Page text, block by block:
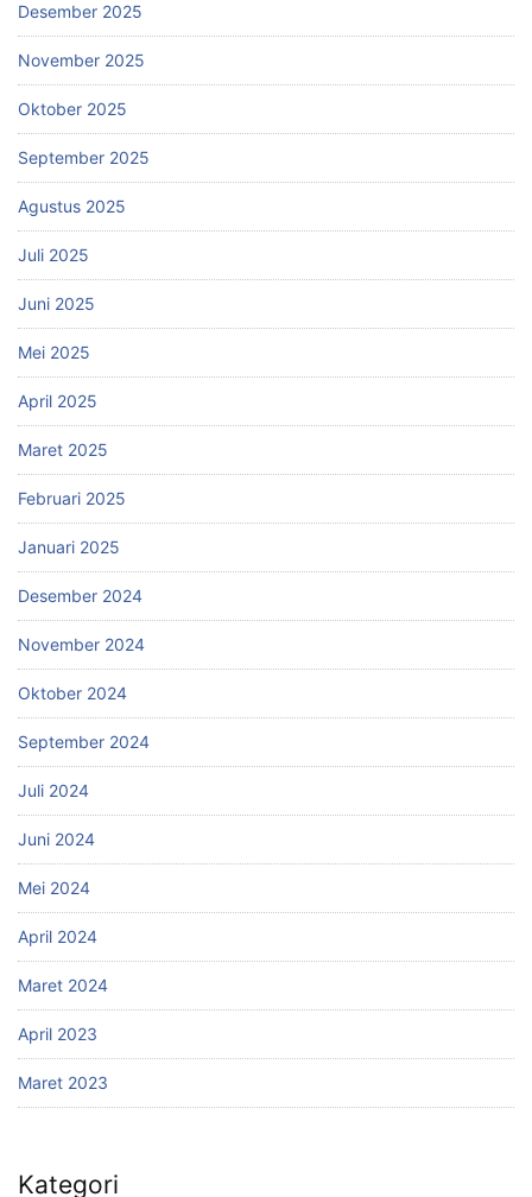
Desember 2025
November 2025
Oktober 2025
September 2025
Agustus 2025
Juli 2025
Juni 2025
Mei 2025
April 2025
Maret 2025
Februari 2025
Januari 2025
Desember 2024
November 2024
Oktober 2024
September 2024
Juli 2024
Juni 2024
Mei 2024
April 2024
Maret 2024
April 2023
Maret 2023
Kategori